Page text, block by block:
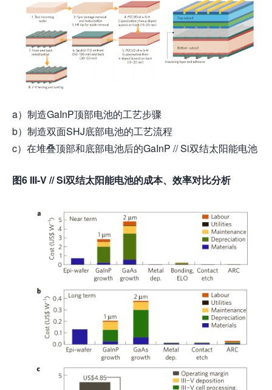
a）制造GaInP顶部电池的工艺步骤
b）制造双面SHJ底部电池的工艺流程
c）在堆叠顶部和底部电池后的GaInP // Si双结太阳能电池
图6 III-V // Si双结太阳能电池的成本、效率对比分析